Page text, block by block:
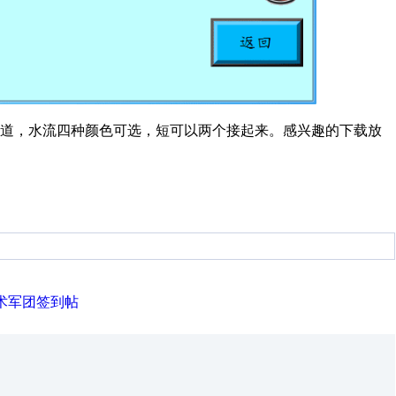
，水流四种颜色可选，短可以两个接起来。感兴趣的下载放
军团签到帖